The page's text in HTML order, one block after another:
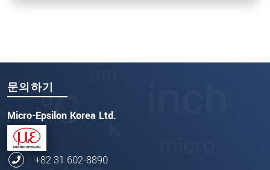
문의하기
Micro-Epsilon Korea Ltd.
+82 31 602-8890